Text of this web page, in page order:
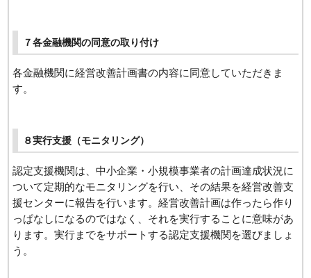
７各金融機関の同意の取り付け
各金融機関に経営改善計画書の内容に同意していただきま
す。
８実行支援（モニタリング）
認定支援機関は、中小企業・小規模事業者の計画達成状況に
ついて定期的なモニタリングを行い、その結果を経営改善支
援センターに報告を行います。経営改善計画は作ったら作り
っぱなしになるのではなく、それを実行することに意味があ
ります。実行までをサポートする認定支援機関を選びましょ
う。